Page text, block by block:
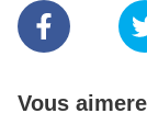
Vous